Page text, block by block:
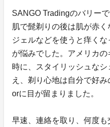
SANGO Tradingのバリー
肌で髭剃りの後は肌が赤く
ジェルなどを使うと痒く
が悩みでした。アメリカ
時に、スタイリッシュな
え、剃り心地は自分で好
orに目が留まりました。
早速、連絡を取り、何度